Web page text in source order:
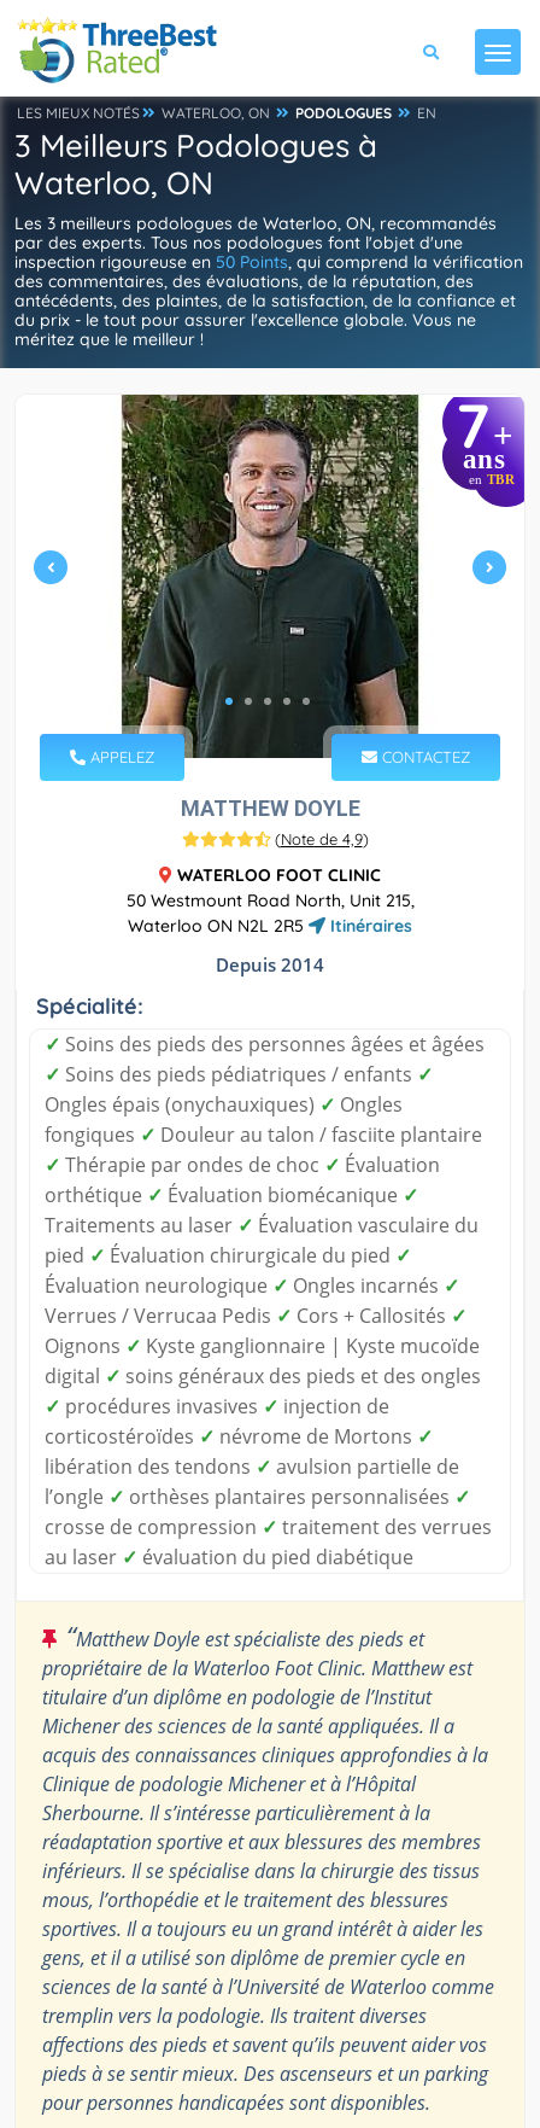
LES MIEUX NOTÉS WATERLOO, ON PODOLOGUES EN
3 Meilleurs Podologues à
Waterloo, ON
Les 3 meilleurs podologues de Waterloo, ON, recommandés
par des experts. Tous nos podologues font l'objet d'une
inspection rigoureuse en 50 Points, qui comprend la vérification
des commentaires, des évaluations, de la réputation, des
antécédents, des plaintes, de la satisfaction, de la confiance et
du prix - le tout pour assurer l'excellence globale. Vous ne
méritez que le meilleur !
7+
ans
en TBR
APPELEZ CONTACTEZ
MATTHEW DOYLE
(Note de 4,9)
WATERLOO FOOT CLINIC
50 Westmount Road North, Unit 215,
Waterloo ON N2L 2R5
Itinéraires
Depuis 2014
Spécialité:
✓ Soins des pieds des personnes âgées et âgées
✓ Soins des pieds pédiatriques / enfants ✓
Ongles épais (onychauxiques) ✓ Ongles
fongiques ✓ Douleur au talon / fasciite plantaire
✓ Thérapie par ondes de choc ✓ Évaluation
orthétique ✓ Évaluation biomécanique ✓
Traitements au laser ✓ Évaluation vasculaire du
pied ✓ Évaluation chirurgicale du pied ✓
Évaluation neurologique ✓ Ongles incarnés ✓
Verrues / Verrucaa Pedis ✓ Cors + Callosités ✓
Oignons ✓ Kyste ganglionnaire | Kyste mucoïde
digital ✓ soins généraux des pieds et des ongles
✓ procédures invasives ✓ injection de
corticostéroïdes ✓ névrome de Mortons ✓
libération des tendons ✓ avulsion partielle de
l’ongle ✓ orthèses plantaires personnalisées ✓
crosse de compression ✓ traitement des verrues
au laser ✓ évaluation du pied diabétique
“Matthew Doyle est spécialiste des pieds et
propriétaire de la Waterloo Foot Clinic. Matthew est
titulaire d’un diplôme en podologie de l’Institut
Michener des sciences de la santé appliquées. Il a
acquis des connaissances cliniques approfondies à la
Clinique de podologie Michener et à l’Hôpital
Sherbourne. Il s’intéresse particulièrement à la
réadaptation sportive et aux blessures des membres
inférieurs. Il se spécialise dans la chirurgie des tissus
mous, l’orthopédie et le traitement des blessures
sportives. Il a toujours eu un grand intérêt à aider les
gens, et il a utilisé son diplôme de premier cycle en
sciences de la santé à l’Université de Waterloo comme
tremplin vers la podologie. Ils traitent diverses
affections des pieds et savent qu’ils peuvent aider vos
pieds à se sentir mieux. Des ascenseurs et un parking
pour personnes handicapées sont disponibles.